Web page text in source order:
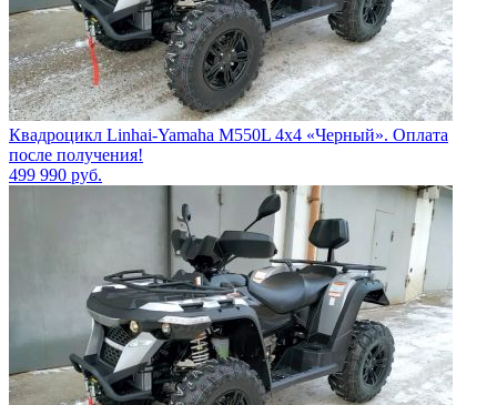
Квадроцикл Linhai-Yamaha M550L 4x4 «Черный». Оплата
после получения!
499 990 руб.